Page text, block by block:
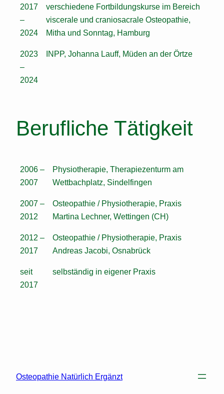
2017
–
2024
verschiedene Fortbildungskurse im Bereich
viscerale und craniosacrale Osteopathie,
Mitha und Sonntag, Hamburg
2023
–
2024
INPP, Johanna Lauff, Müden an der Örtze
Berufliche Tätigkeit
2006 –
2007
Physiotherapie, Therapiezenturm am
Wettbachplatz, Sindelfingen
2007 –
2012
Osteopathie / Physiotherapie, Praxis
Martina Lechner, Wettingen (CH)
2012 –
2017
Osteopathie / Physiotherapie, Praxis
Andreas Jacobi, Osnabrück
seit
2017
selbständig in eigener Praxis
Osteopathie Natürlich Ergänzt